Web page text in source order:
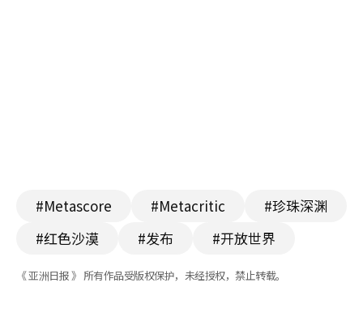
#Metascore #Metacritic
#珍珠深渊
#红色沙漠
#发布 #开放世界
《 亚洲日报 》 所有作品受版权保护，未经授权，禁止转载。